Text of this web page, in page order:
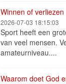
Winnen of verliezen
2026-07-03 18:15:03
Sport heeft een
van veel mensen.
amateurniveau....
Waarom doet God